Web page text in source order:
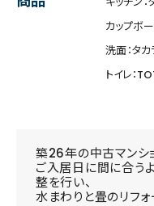
カップボ
洗面：タ
トイレ：
築26年の中古マンシ
ご入居日に間に合う
整を行い、
水まわりと畳のリフ